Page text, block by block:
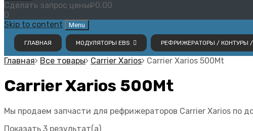
Сделать запрос цены₽0.00
0
Skip to content
Menu
ГЛАВНАЯ МОДУЛЯТОРЫ EBS РЕФРИЖЕРАТОРЫ / КОНТУРЫ /
Главная Все товары Carrier Xarios Carrier Xarios 500Mt
Carrier Xarios 500Mt
Мы продаем запчасти для рефрижераторов Carrier Xarios по
Показать 3 результат(а)